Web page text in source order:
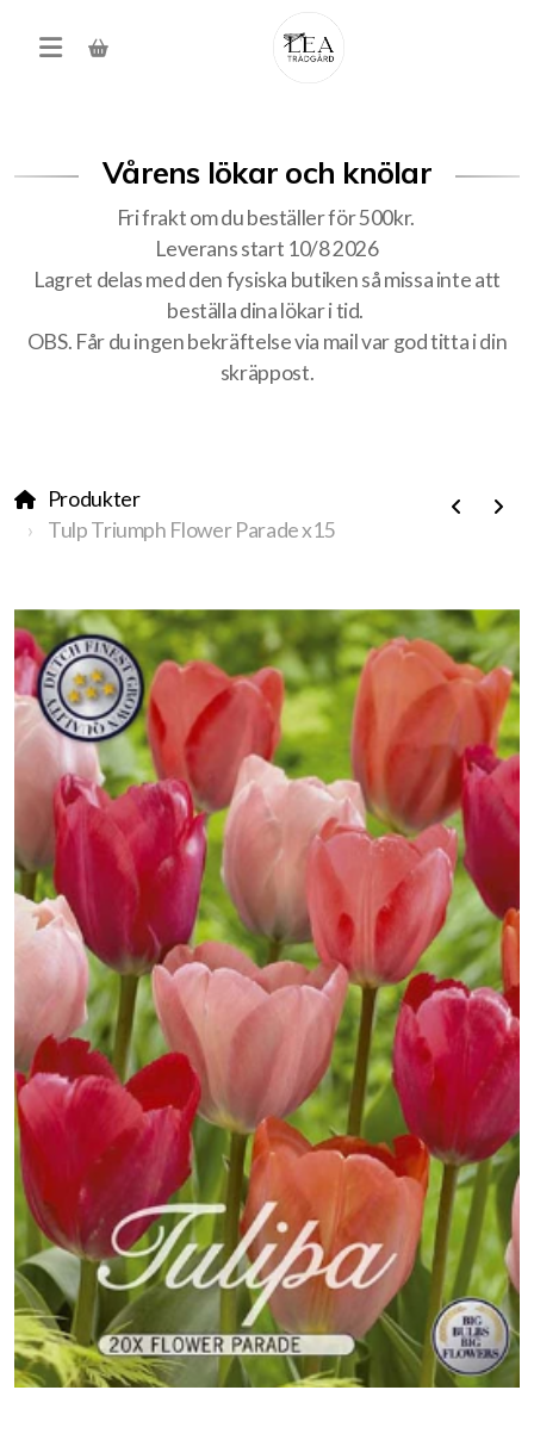
Vårens lökar och knölar
Fri frakt om du beställer för 500kr.
Leverans start 10/8 2026
Lagret delas med den fysiska butiken så missa inte att
beställa dina lökar i tid.
OBS. Får du ingen bekräftelse via mail var god titta i din
skräppost.
Produkter
Tulp Triumph Flower Parade x15
Produkter